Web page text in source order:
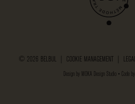
© 2026 BELBUL | COOKIE MANAGEMENT
Design by MOKA Design Studio • Code by